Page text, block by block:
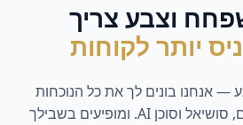
פחח וצבע צריך
יותר לקוחות
— אנחנו בונים לך את כל הנוכחות
הדיגיטלית: אתר, לידים, סושיאל וסוכן AI. ומופיעים בשבילך